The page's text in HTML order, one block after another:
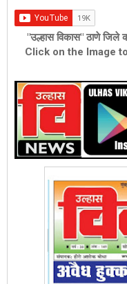
"उल्हास विकास" ठाणे जिले
Click on the Image